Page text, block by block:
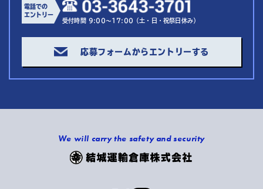
電話での
エントリー
受付時間 9:00～17:00（土・日・祝祭日休み）
応募フォームからエントリーする
We will carry the safety and security